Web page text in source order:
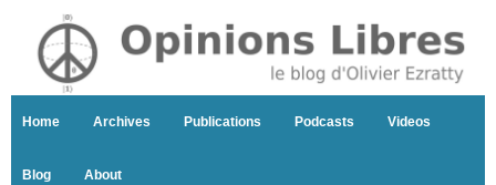
Home Archives Publications Podcasts Videos
Blog About